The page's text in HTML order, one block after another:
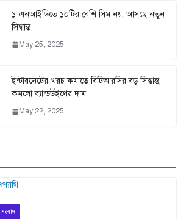
১ এনআইডিতে ১০টির বেশি সিম নয়, আসছে নতুন
সিদ্ধান্ত
May 25, 2025
ইন্টারনেটের খরচ কমাতে বিটিআরসির বড় সিদ্ধান্ত,
কমলো ব্যান্ডউইথের দাম
May 22, 2025
সংবাদ